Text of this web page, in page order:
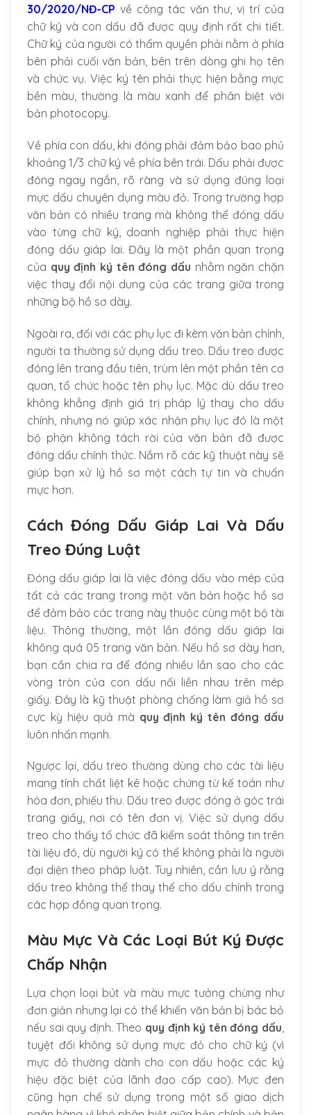
30/2020/NĐ-CP về công tác văn thư, vị trí của
chữ ký và con dấu đã được quy định rất chi tiết.
Chữ ký của người có thẩm quyền phải nằm ở phía
bên phải cuối văn bản, bên trên dòng ghi họ tên
và chức vụ. Việc ký tên phải thực hiện bằng mực
bền màu, thường là màu xanh để phân biệt với
bản photocopy.
Về phía con dấu, khi đóng phải đảm bảo bao phủ
khoảng 1/3 chữ ký về phía bên trái. Dấu phải được
đóng ngay ngắn, rõ ràng và sử dụng đúng loại
mực dấu chuyên dụng màu đỏ. Trong trường hợp
văn bản có nhiều trang mà không thể đóng dấu
vào từng chữ ký, doanh nghiệp phải thực hiện
đóng dấu giáp lai. Đây là một phần quan trọng
của quy định ký tên đóng dấu nhằm ngăn chặn
việc thay đổi nội dung của các trang giữa trong
những bộ hồ sơ dày.
Ngoài ra, đối với các phụ lục đi kèm văn bản chính,
người ta thường sử dụng dấu treo. Dấu treo được
đóng lên trang đầu tiên, trùm lên một phần tên cơ
quan, tổ chức hoặc tên phụ lục. Mặc dù dấu treo
không khẳng định giá trị pháp lý thay cho dấu
chính, nhưng nó giúp xác nhận phụ lục đó là một
bộ phận không tách rời của văn bản đã được
đóng dấu chính thức. Nắm rõ các kỹ thuật này sẽ
giúp bạn xử lý hồ sơ một cách tự tin và chuẩn
mực hơn.
Cách Đóng Dấu Giáp Lai Và Dấu
Treo Đúng Luật
Đóng dấu giáp lai là việc đóng dấu vào mép của
tất cả các trang trong một văn bản hoặc hồ sơ
để đảm bảo các trang này thuộc cùng một bộ tài
liệu. Thông thường, một lần đóng dấu giáp lai
không quá 05 trang văn bản. Nếu hồ sơ dày hơn,
bạn cần chia ra để đóng nhiều lần sao cho các
vòng tròn của con dấu nối liền nhau trên mép
giấy. Đây là kỹ thuật phòng chống làm giả hồ sơ
cực kỳ hiệu quả mà quy định ký tên đóng dấu
luôn nhấn mạnh.
Ngược lại, dấu treo thường dùng cho các tài liệu
mang tính chất liệt kê hoặc chứng từ kế toán như
hóa đơn, phiếu thu. Dấu treo được đóng ở góc trái
trang giấy, nơi có tên đơn vị. Việc sử dụng dấu
treo cho thấy tổ chức đã kiểm soát thông tin trên
tài liệu đó, dù người ký có thể không phải là người
đại diện theo pháp luật. Tuy nhiên, cần lưu ý rằng
dấu treo không thể thay thế cho dấu chính trong
các hợp đồng quan trọng.
Màu Mực Và Các Loại Bút Ký Được
Chấp Nhận
Lựa chọn loại bút và màu mực tưởng chừng như
đơn giản nhưng lại có thể khiến văn bản bị bác bỏ
nếu sai quy định. Theo quy định ký tên đóng dấu,
tuyệt đối không sử dụng mực đỏ cho chữ ký (vì
mực đỏ thường dành cho con dấu hoặc các ký
hiệu đặc biệt của lãnh đạo cấp cao). Mực đen
cũng hạn chế sử dụng trong một số giao dịch